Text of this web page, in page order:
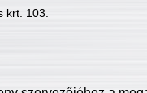
krt. 103.